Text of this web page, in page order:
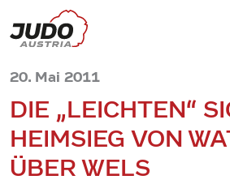
20. Mai 2011
DIE „LEICHTEN“
HEIMSIEG VON
ÜBER WELS